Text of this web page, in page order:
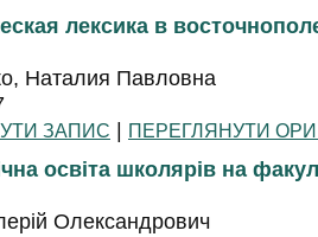
лексика в
Наталия Павловна
ЗАПИС | ПЕРЕГЛЯНУТИ
освіта школярів на
Олександрович